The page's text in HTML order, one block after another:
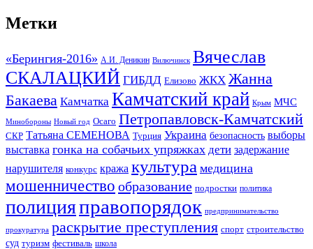
Метки
«Берингия-2016» А.И. Деникин Вилючинск Вячеслав
СКАЛАЦКИЙ ГИБДД Елизово ЖКХ Жанна
Бакаева Камчатка Камчатский край Крым МЧС
Минобороны Новый год Осаго Петропавловск-Камчатский
СКР Татьяна СЕМЕНОВА Турция Украина безопасность выборы
выставка гонка на собачьих упряжках дети задержание
нарушителя конкурс кража культура медицина
мошенничество образование подростки политика
полицияправопорядок предпринимательство
прокуратура раскрытие преступления спорт строительство
суд туризм фестиваль школа